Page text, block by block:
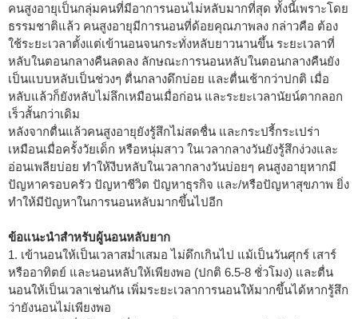
คนสูงอายุเป็นกลุ่มคนที่มีอาการนอนไม่หลับมากที่สุด ทั้งนี้เพราะโดย
ธรรมชาติแล้ว คนสูงอายุมีการนอนที่ด้อยคุณภาพลง กล่าวคือ ต้อง
ใช้ระยะเวลาตั้งแต่เข้านอนจนกระทั่งหลับยาวนานขึ้น ระยะเวลาที่
หลับในตอนกลางคืนลดลง ลักษณะการนอนหลับในตอนกลางคืนยัง
เป็นแบบหลับเป็นช่วงๆ ตื่นกลางดึกบ่อย และตื่นเช้ากว่าปกติ เมื่อ
หลับแล้วก็ยังหลับไม่ลึกเหมือนเมื่อก่อน และระยะเวลานัยน์ตากลอก
เร็วสั้นกว่าเดิม
หลังจากตื่นแล้วคนสูงอายุยังรู้สึกไม่สดชื่น และกระปรี้กระเปร่า
เหมือนเมื่อครั้งวัยเด็ก หรือหนุ่มสาว ในเวลากลางวันยังรู้สึกง่วงและ
อ่อนเพลียบ่อย ทำให้งีบหลับในเวลากลางวันบ่อยๆ คนสูงอายุหากมี
ปัญหาครอบครัว ปัญหาชีวิต ปัญหาธุรกิจ และ/หรือปัญหาสุขภาพ ยิ่ง
ทำให้มีปัญหาในการนอนหลับมากขึ้นไปอีก
ข้อแนะนำสำหรับผู้นอนหลับยาก
1. เข้านอนให้เป็นเวลาสม่ำเสมอ ไม่ดึกเกินไป แม้เป็นวันศุกร์ เสาร์
หรืออาทิตย์ และนอนหลับให้เพียงพอ (ปกติ 6.5-8 ชั่วโมง) และตื่น
นอนให้เป็นเวลาเช่นกัน เพิ่มระยะเวลาการนอนให้มากขึ้นได้หากรู้สึก
ว่ายังนอนไม่เพียงพอ